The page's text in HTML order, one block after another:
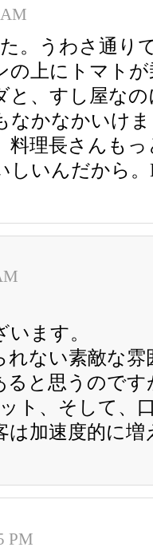
。うわさ通り
の上にトマト
と、すし屋な
なかなかいけ
料理長さんも
しいんだから
ます。
れない素敵な
ると思うので
ト、そして、
は加速度的に
PM